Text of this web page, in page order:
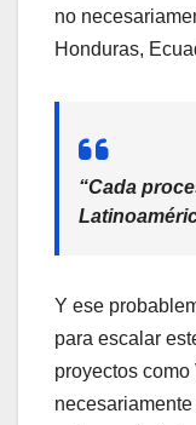
no
Honduras,
“Cada
Y ese
para escalar
proyectos